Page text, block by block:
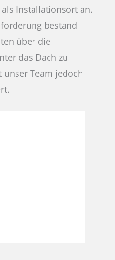
Installationsort an.
bestand
über die
das Dach zu
unser Team jedoch